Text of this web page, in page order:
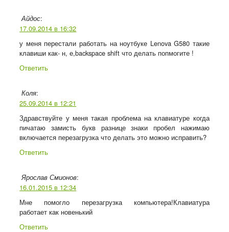
Айдос:
17.09.2014 в 16:32
у меня перестали работать на ноутбуке Lenova G580 такие
клавиши как- н, е,backspace shift что делать попмогите !
Ответить
Коля:
25.09.2014 в 12:21
Здравствуйте у меня такая проблема на клавиатуре когда
пичатаю замисть букв разнице знаки пробел нажимаю
включается перезагрузка что делать это можно исправить?
Ответить
Ярослав Смионов:
16.01.2015 в 12:34
Мне помогло перезагрузка компьютера!Клавиатура
работает как новенький
Ответить